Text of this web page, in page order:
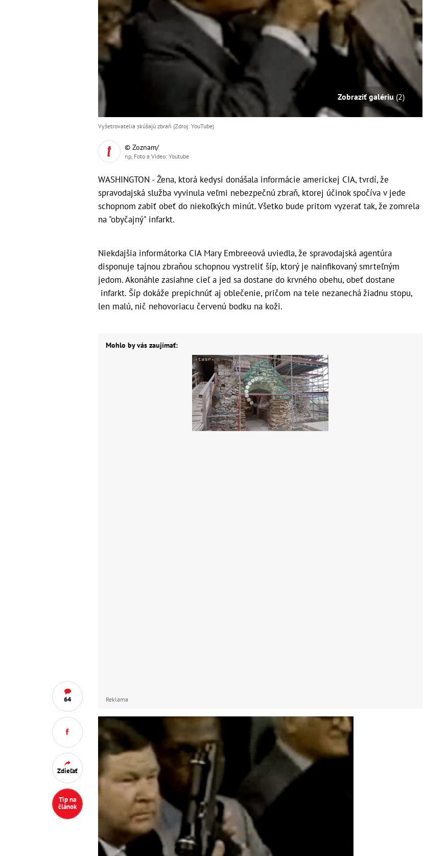
64
Zdieľať
Tip na
článok
Zobraziť galériu (2)
Vyšetrovatelia skúšajú zbraň (Zdroj: YouTube)
© Zoznam/
np, Foto a Video: Youtube
WASHINGTON - Žena, ktorá kedysi donášala informácie americkej CIA, tvrdí, že
spravodajská služba vyvinula veľmi nebezpečnú zbraň, ktorej účinok spočíva v jede
schopnom zabiť obeť do niekoľkých minút. Všetko bude pritom vyzerať tak, že zomrela
na "obyčajný" infarkt.
Niekdajšia informátorka CIA Mary Embreeová uviedla, že spravodajská agentúra
disponuje tajnou zbraňou schopnou vystreliť šíp, ktorý je nainfikovaný smrteľným
jedom. Akonáhle zasiahne cieľ a jed sa dostane do krvného obehu, obeť dostane
infarkt. Šíp dokáže prepichnúť aj oblečenie, pričom na tele nezanechá žiadnu stopu,
len malú, nič nehovoriacu červenú bodku na koži.
Mohlo by vás zaujímať:
Reklama